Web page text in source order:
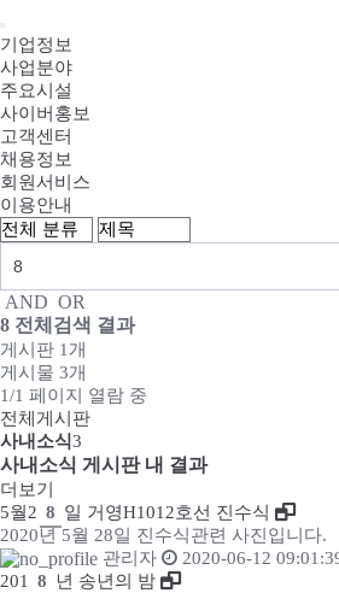
기업정보
사업분야
주요시설
사이버홍보
고객센터
채용정보
회원서비스
이용안내
AND OR
8 전체검색 결과
게시판 1개
게시물 3개
1/1 페이지 열람 중
전체게시판
사내소식3
사내소식 게시판 내 결과
더보기
5월2 8 일 거영H1012호선 진수식
2020년 5월 28일 진수식관련 사진입니다.
관리자
2020-06-12
201
8 년 송년의 밤